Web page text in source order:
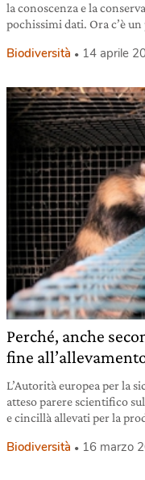
la conoscenza e la
pochissimi dati. Ora c’è
Biodiversità 14 aprile
Perché, anche
fine
L’Autorità europea per la
atteso parere scientifico
e cincillà allevati per la
Biodiversità 16 marzo